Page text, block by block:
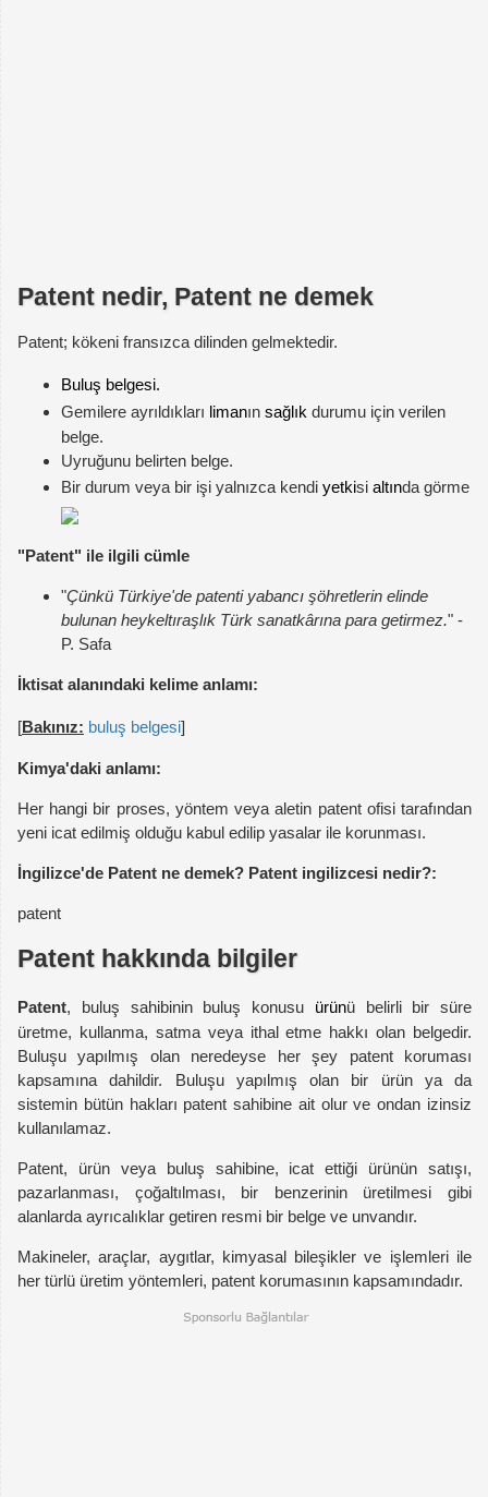
Patent nedir, Patent ne demek
Patent; kökeni fransızca dilinden gelmektedir.
Buluş belgesi.
Gemilere ayrıldıkları limanın sağlık durumu için verilen
belge.
Uyruğunu belirten belge.
Bir durum veya bir işi yalnızca kendi yetkisi altında görme
"Patent" ile ilgili cümle
"Çünkü Türkiye'de patenti yabancı şöhretlerin elinde
bulunan heykeltıraşlık Türk sanatkârına para getirmez." -
P. Safa
İktisat alanındaki kelime anlamı:
[Bakınız: buluş belgesi]
Kimya'daki anlamı:
Her hangi bir proses, yöntem veya aletin patent ofisi tarafından
yeni icat edilmiş olduğu kabul edilip yasalar ile korunması.
İngilizce'de Patent ne demek? Patent ingilizcesi nedir?:
patent
Patent hakkında bilgiler
Patent, buluş sahibinin buluş konusu ürünü belirli bir süre
üretme, kullanma, satma veya ithal etme hakkı olan belgedir.
Buluşu yapılmış olan neredeyse her şey patent koruması
kapsamına dahildir. Buluşu yapılmış olan bir ürün ya da
sistemin bütün hakları patent sahibine ait olur ve ondan izinsiz
kullanılamaz.
Patent, ürün veya buluş sahibine, icat ettiği ürünün satışı,
pazarlanması, çoğaltılması, bir benzerinin üretilmesi gibi
alanlarda ayrıcalıklar getiren resmi bir belge ve unvandır.
Makineler, araçlar, aygıtlar, kimyasal bileşikler ve işlemleri ile
her türlü üretim yöntemleri, patent korumasının kapsamındadır.